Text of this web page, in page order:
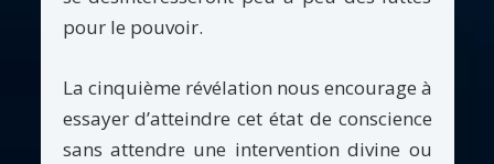
pour le pouvoir.
La cinquième révélation nous encourage à
essayer d’atteindre cet état de conscience
sans attendre une intervention divine ou